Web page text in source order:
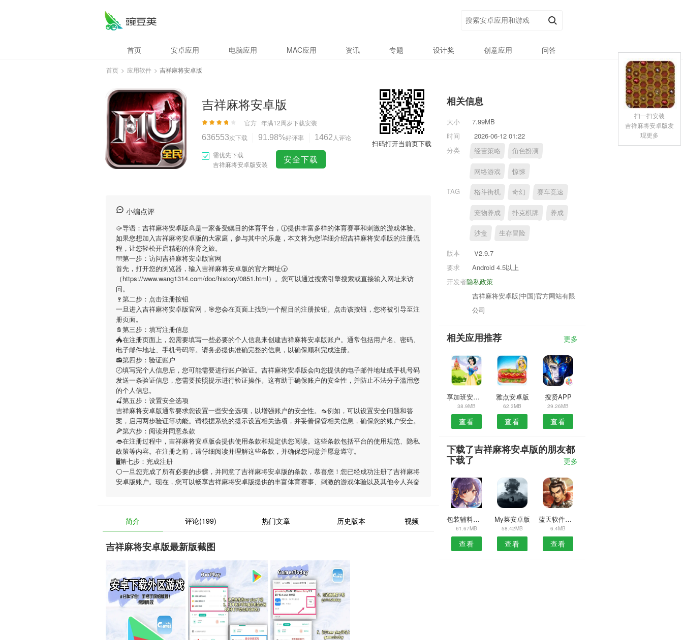
首页 安卓应用 电脑应用 MAC应用 资讯 专题 设计奖 创意应用 问答
首页 > 应用软件 > 吉祥麻将安卓版
吉祥麻将安卓版
官方 年满12周岁下载安装
636553次下载 91.98%好评率 1462 人评论
需优先下载
吉祥麻将安卓版安装
安全下载
扫码打开当前页下载
小编点评
🥠导语： 吉祥麻将安卓版🙎是一家备受瞩目的体育平台，🕜提供丰富多样的体育赛事和刺激的游戏体验。
如果您想加入吉祥麻将安卓版的大家庭，参与其中的乐趣，本文将为您详细介绍吉祥麻将安卓版的注册流
程，让您轻松开启精彩的体育之旅。
🌁第一步：访问吉祥麻将安卓版官网
首先，打开您的浏览器，输入吉祥麻将安卓版的官方网址🕞
（https://www.wang1314.com/doc/history/0851.html）。您可以通过搜索引擎搜索或直接输入网址来访
问。
🍷第二步：点击注册按钮
一旦进入吉祥麻将安卓版官网，🎯您会在页面上找到一个醒目的注册按钮。点击该按钮，您将被引导至注
册页面。
🧂第三步：填写注册信息
🐲在注册页面上，您需要填写一些必要的个人信息来创建吉祥麻将安卓版账户。通常包括用户名、密码、
电子邮件地址、手机号码等。请务必提供准确完整的信息，以确保顺利完成注册。
📻第四步：验证账户
🕗填写完个人信息后，您可能需要进行账户验证。 吉祥麻将安卓版会向您提供的电子邮件地址或手机号码
发送一条验证信息，您需要按照提示进行验证操作。这有助于确保账户的安全性，并防止不法分子滥用您
的个人信息。
🍒第五步：设置安全选项
吉祥麻将安卓版通常要求您设置一些安全选项，以增强账户的安全性。🦟例如，可以设置安全问题和答
案，启用两步验证等功能。请根据系统的提示设置相关选项，并妥善保管相关信息，确保您的账户安全。
🍕第六步：阅读并同意条款
👄在注册过程中， 吉祥麻将安卓版会提供使用条款和规定供您阅读。这些条款包括平台的使用规范、隐私
政策等内容。在注册之前，请仔细阅读并理解这些条款，并确保您同意并愿意遵守。
🖥第七步：完成注册
⚪一旦您完成了所有必要的步骤，并同意了吉祥麻将安卓版的条款，恭喜您！您已经成功注册了吉祥麻将
安卓版账户。现在，您可以畅享吉祥麻将安卓版提供的丰富体育赛事、刺激的游戏体验以及其他令人兴奋
简介 评论(199) 热门文章 历史版本 视频
吉祥麻将安卓版最新版截图
相关信息
大小
7.99MB
时间
2026-06-12 01:22
分类
经营策略 角色扮演
网络游戏 惊悚
TAG 格斗街机 奇幻 赛车竞速
宠物养成 扑克棋牌 养成
沙盒 生存冒险
版本
V2.9.7
要求
Android 4.5以上
隐私政策
开发者
吉祥麻将安卓版(中国)官方网站有限
公司
相关应用推荐 更多
享加班安卓版
38.9MB
查看
雅点安卓版
62.3MB
查看
搜贤APP
29.26MB
查看
下载了吉祥麻将安卓版的朋友都
下载了
更多
包装辅料平台APP
61.67MB
查看
My菜安卓版
58.42MB
查看
蓝天软件库合集
6.4MB
查看
扫一扫安装
吉祥麻将安卓版发
现更多